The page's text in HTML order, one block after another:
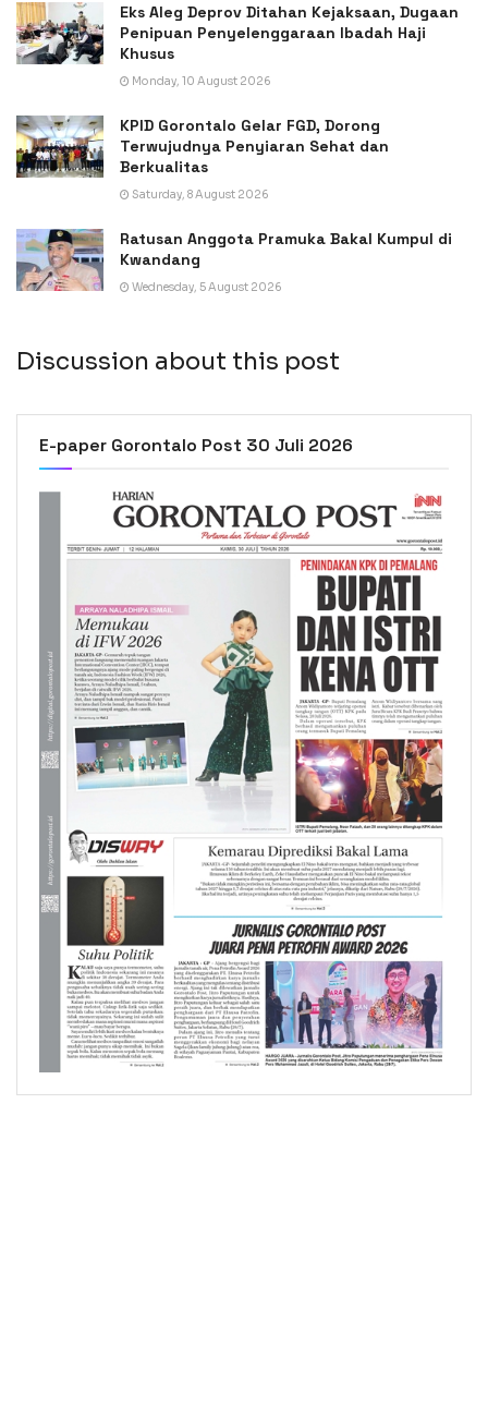
Eks Aleg Deprov Ditahan Kejaksaan, Dugaan
Penipuan Penyelenggaraan Ibadah Haji
Khusus
Monday, 10 August 2026
KPID Gorontalo Gelar FGD, Dorong
Terwujudnya Penyiaran Sehat dan
Berkualitas
Saturday, 8 August 2026
Ratusan Anggota Pramuka Bakal Kumpul di
Kwandang
Wednesday, 5 August 2026
Discussion about this post
E-paper Gorontalo Post 30 Juli 2026